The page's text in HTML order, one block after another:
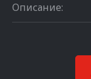
Описание: